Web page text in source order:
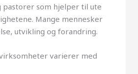
pastorer som hjelper til ute
Mange mennesker
utvikling og forandring.
varierer med